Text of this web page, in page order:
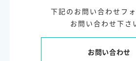
下記のお問い合わせフ
お問い合わせ下さ
お問い合わせ